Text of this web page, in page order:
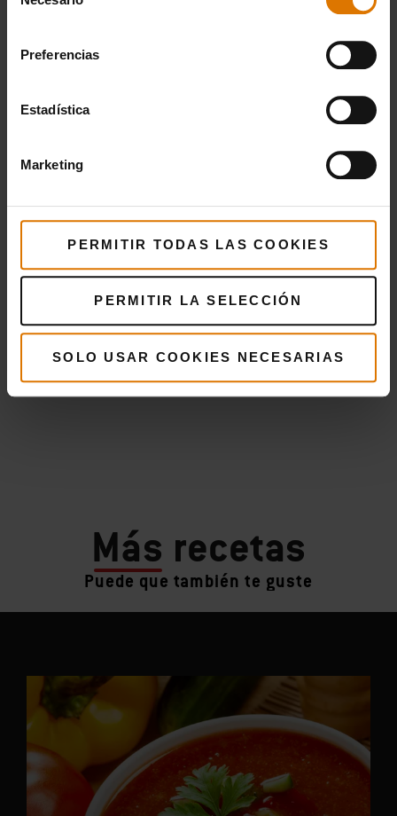
Preferencias
Estadística
Marketing
PERMITIR TODAS LAS COOKIES
PERMITIR LA SELECCIÓN
SOLO USAR COOKIES NECESARIAS
Más recetas
Puede que también te guste